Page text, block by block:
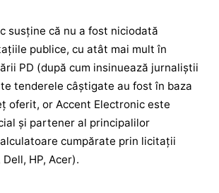
susține că nu a fost niciodată
publice, cu atât mai mult în
PD (după cum insinuează jurnaliștii
tenderele câștigate au fost în baza
oferit, or Accent Electronic este
și partener al principalilor
cumpărate prin licitații
HP, Acer).